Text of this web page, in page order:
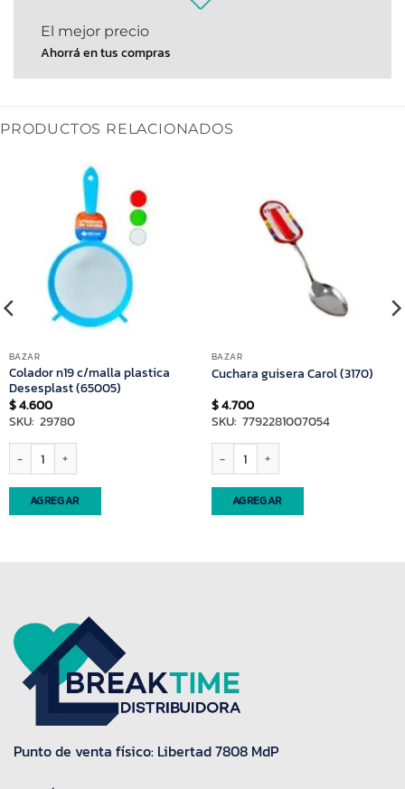
El mejor precio
Ahorrá en tus compras
PRODUCTOS RELACIONADOS
BAZAR
Colador n19 c/malla plastica
Desesplast (65005)
$4.600
SKU: 29780
AGREGAR
BAZAR
Cuchara guisera Carol (3170)
$4.700
SKU: 7792281007054
AGREGAR
Punto de venta físico: Libertad 7808 MdP